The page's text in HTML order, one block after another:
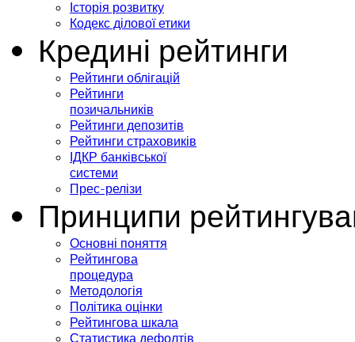
Історія розвитку
Кодекс ділової етики
Кредині рейтинги
Рейтинги облігацій
Рейтинги
позичальників
Рейтинги депозитів
Рейтинги страховиків
ІДКР банківської
системи
Прес-релізи
Принципи
Основні поняття
Рейтингова
процедура
Методологія
Політика оцінки
Рейтингова шкала
Статистика дефолтів